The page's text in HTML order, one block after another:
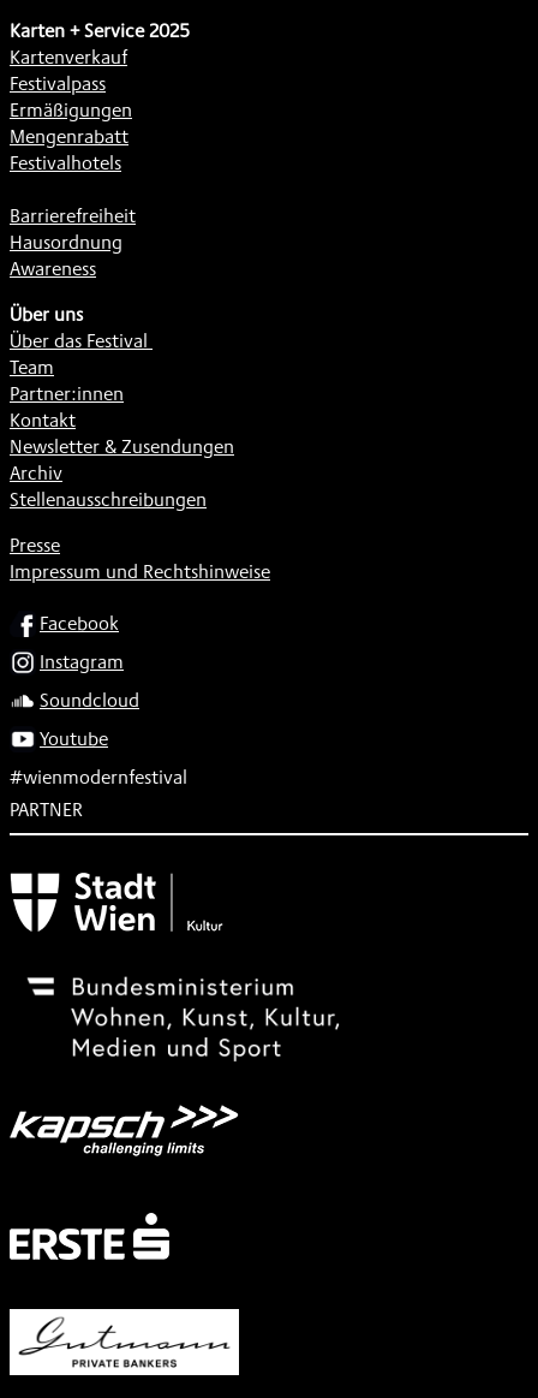
Karten + Service 2025
Kartenverkauf
Festivalpass
Ermäßigungen
Mengenrabatt
Festivalhotels
Barrierefreiheit
Hausordnung
Awareness
Über uns
Über das Festival
Team
Partner:innen
Kontakt
Newsletter & Zusendungen
Archiv
Stellenausschreibungen
Presse
Impressum und Rechtshinweise
SOCIALFacebook
Instagram
Soundcloud
Youtube
#wienmodernfestival
PARTNER
Subventionsgeber